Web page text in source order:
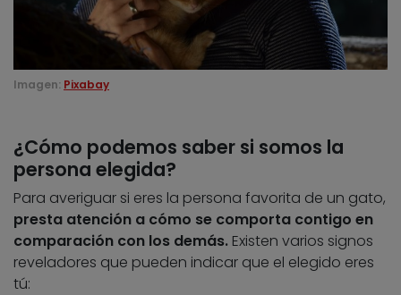
Imagen: Pixabay
¿Cómo podemos saber si somos la
persona elegida?
Para averiguar si eres la persona favorita de un gato,
presta atención a cómo se comporta contigo en
comparación con los demás. Existen varios signos
reveladores que pueden indicar que el elegido eres
tú: